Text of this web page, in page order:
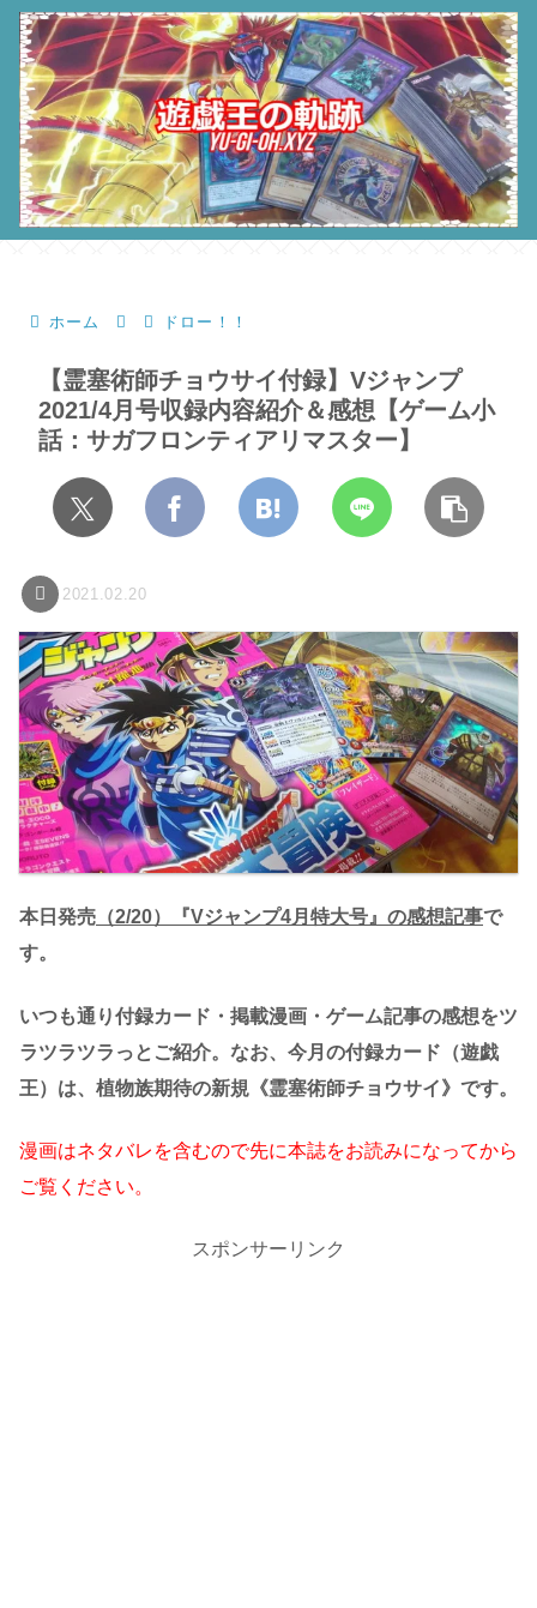
ホーム ドロー！！
【霊塞術師チョウサイ付録】Vジャンプ
2021/4月号収録内容紹介＆感想【ゲーム小
話：サガフロンティアリマスター】
2021.02.20
本日発売 （2/20）『Vジャンプ4月特大号』の感想記事で
す。
いつも通り付録カード・掲載漫画・ゲーム記事の感想をツ
ラツラツラっとご紹介。なお、今月の付録カード（遊戯
王）は、植物族期待の新規《霊塞術師チョウサイ》です。
漫画はネタバレを含むので先に本誌をお読みになってから
ご覧ください。
スポンサーリンク